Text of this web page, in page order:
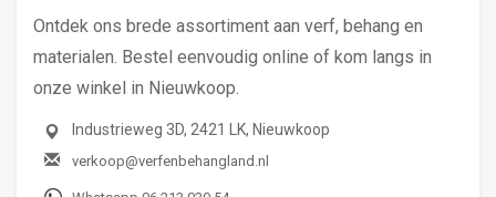
Ontdek ons brede assortiment aan verf, behang en
materialen. Bestel eenvoudig online of kom langs in
onze winkel in Nieuwkoop.
Industrieweg 3D, 2421 LK, Nieuwkoop
verkoop@verfenbehangland.nl